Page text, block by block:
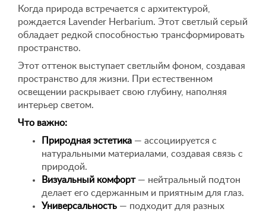
Когда природа встречается с архитектурой,
рождается Lavender Herbarium. Этот светлый серый
обладает редкой способностью трансформировать
пространство.
Этот оттенок выступает светлыйм фоном, создавая
пространство для жизни. При естественном
освещении раскрывает свою глубину, наполняя
интерьер светом.
Что важно:
Природная эстетика — ассоциируется с
натуральными материалами, создавая связь с
природой.
Визуальный комфорт— нейтральный подтон
делает его сдержанным и приятным для глаз.
Универсальность — подходит для разных